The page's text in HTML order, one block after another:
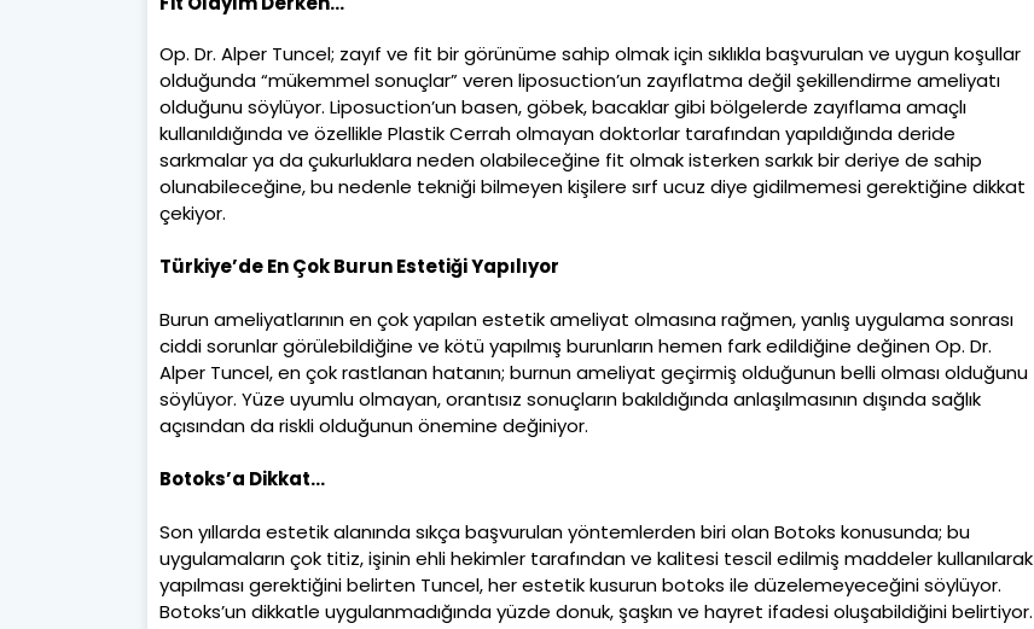
Op. Dr. Alper Tuncel; zayıf ve fit bir görünüme sahip olmak için sıklıkla başvurulan ve uygun koşullar
olduğunda “mükemmel sonuçlar” veren liposuction’un zayıflatma değil şekillendirme ameliyatı
olduğunu söylüyor. Liposuction’un basen, göbek, bacaklar gibi bölgelerde zayıflama amaçlı
kullanıldığında ve özellikle Plastik Cerrah olmayan doktorlar tarafından yapıldığında deride
sarkmalar ya da çukurluklara neden olabileceğine fit olmak isterken sarkık bir deriye de sahip
olunabileceğine, bu nedenle tekniği bilmeyen kişilere sırf ucuz diye gidilmemesi gerektiğine dikkat
çekiyor.
Türkiye’de En Çok Burun Estetiği Yapılıyor
Burun ameliyatlarının en çok yapılan estetik ameliyat olmasına rağmen, yanlış uygulama sonrası
ciddi sorunlar görülebildiğine ve kötü yapılmış burunların hemen fark edildiğine değinen Op. Dr.
Alper Tuncel, en çok rastlanan hatanın; burnun ameliyat geçirmiş olduğunun belli olması olduğunu
söylüyor. Yüze uyumlu olmayan, orantısız sonuçların bakıldığında anlaşılmasının dışında sağlık
açısından da riskli olduğunun önemine değiniyor.
Botoks’a Dikkat…
Son yıllarda estetik alanında sıkça başvurulan yöntemlerden biri olan Botoks konusunda; bu
uygulamaların çok titiz, işinin ehli hekimler tarafından ve kalitesi tescil edilmiş maddeler kullanılarak
yapılması gerektiğini belirten Tuncel, her estetik kusurun botoks ile düzelemeyeceğini söylüyor.
Botoks’un dikkatle uygulanmadığında yüzde donuk, şaşkın ve hayret ifadesi oluşabildiğini belirtiyor.